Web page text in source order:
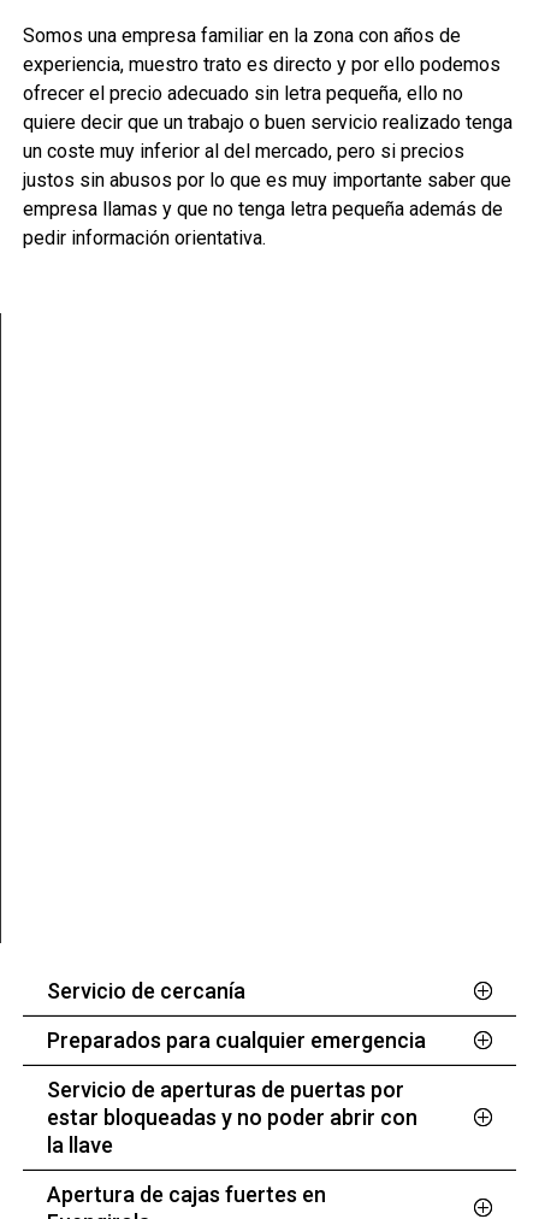
Somos una empresa familiar en la zona con años de
experiencia, muestro trato es directo y por ello podemos
ofrecer el precio adecuado sin letra pequeña, ello no
quiere decir que un trabajo o buen servicio realizado tenga
un coste muy inferior al del mercado, pero si precios
justos sin abusos por lo que es muy importante saber que
empresa llamas y que no tenga letra pequeña además de
pedir información orientativa.
Servicio de cercanía
Preparados para cualquier emergencia
Servicio de aperturas de puertas por
estar bloqueadas y no poder abrir con
la llave
Apertura de cajas fuertes en